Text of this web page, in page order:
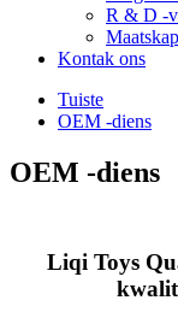
R & D -
Kontak ons
Tuiste
OEM -diens
OEM -diens
Liqi Toys